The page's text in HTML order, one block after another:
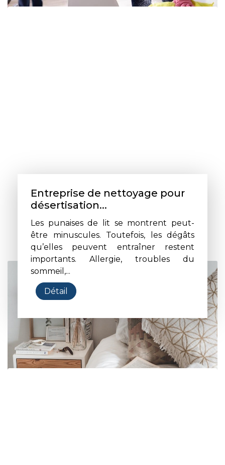
Entreprise de nettoyage pour
désertisation...
Les punaises de lit se montrent peut-
être minuscules. Toutefois, les dégâts
qu’elles peuvent entraîner restent
importants. Allergie, troubles du
sommeil,...
Détail